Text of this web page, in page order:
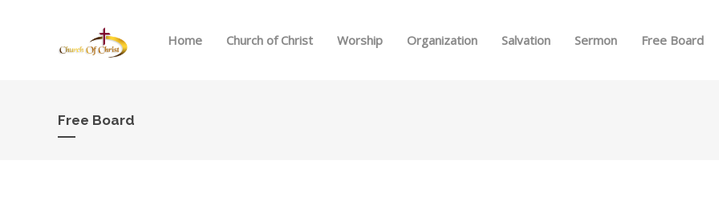
Home Church of Christ Worship Organization Salvation Sermon Free Board
Free Board